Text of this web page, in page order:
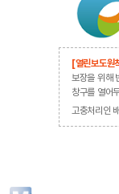
[열린보도원
보장을 위해
창구를 열어
고충처리